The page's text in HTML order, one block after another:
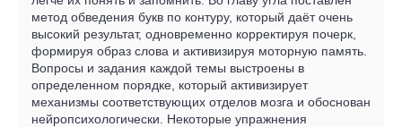
метод обведения букв по контуру, который даёт очень
высокий результат, одновременно корректируя почерк,
формируя образ слова и активизируя моторную память.
Вопросы и задания каждой темы выстроены в
определенном порядке, который активизирует
механизмы соответствующих отделов мозга и обоснован
нейропсихологически. Некоторые упражнения